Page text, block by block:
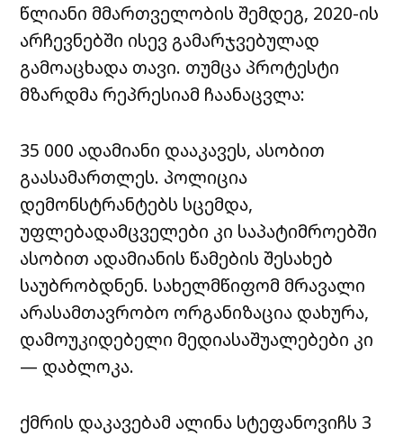
წლიანი მმართველობის შემდეგ, 2020-ის
არჩევნებში ისევ გამარჯვებულად
გამოაცხადა თავი. თუმცა პროტესტი
მზარდმა რეპრესიამ ჩაანაცვლა:
35 000 ადამიანი დააკავეს, ასობით
გაასამართლეს. პოლიცია
დემონსტრანტებს სცემდა,
უფლებადამცველები კი საპატიმროებში
ასობით ადამიანის წამების შესახებ
საუბრობდნენ. სახელმწიფომ მრავალი
არასამთავრობო ორგანიზაცია დახურა,
დამოუკიდებელი მედიასაშუალებები კი
— დაბლოკა.
ქმრის დაკავებამ ალინა სტეფანოვიჩს 3